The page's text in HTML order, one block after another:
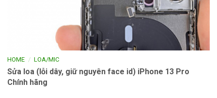
HOME / LOA/MIC
Sửa loa (lỗi dây, giữ nguyên face id) iPhone 13 Pro
Chính hãng